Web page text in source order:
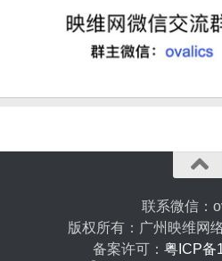
联系微信：
版权所有：广州映维网
备案许可： 粤ICP备